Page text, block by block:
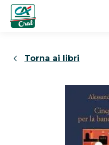
Torna ai libri